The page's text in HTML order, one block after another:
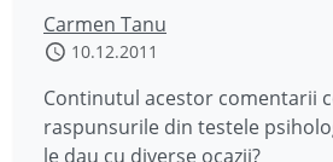
Carmen Tanu
10.12.2011
Continutul acestor comentarii
raspunsurile din testele
le dau cu diverse ocazii?